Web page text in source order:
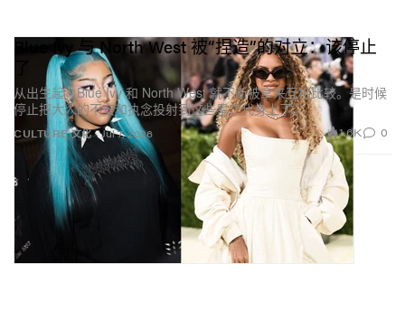
CULTURE 文化
Blue Ivy 与 North West 被“捏造”的对立：该停止
从出生起，Blue Ivy 和 North West 就不断被拿来互相比较。是时候
停止把大人的不安和执念投射到这些星二代身上了。
Jul 7, 2026 1.6K 0